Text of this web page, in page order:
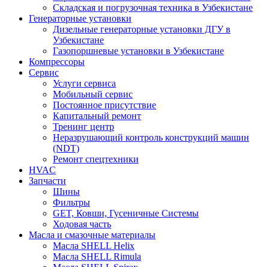
Складская и погрузочная техника в Узбекистане
Генераторные установки
Дизельные генераторные установки ДГУ в
Узбекистане
Газопоршневые установки в Узбекистане
Компрессоры
Сервис
Услуги сервиса
Мобильный сервис
Постоянное присутствие
Капитальный ремонт
Тренинг центр
Неразрушающий контроль конструкций машин
(NDT)
Ремонт спецтехники
HVAC
Запчасти
Шины
Фильтры
GET, Ковши, Гусеничные Системы
Ходовая часть
Масла и смазочные материалы
Масла SHELL Helix
Масла SHELL Rimula